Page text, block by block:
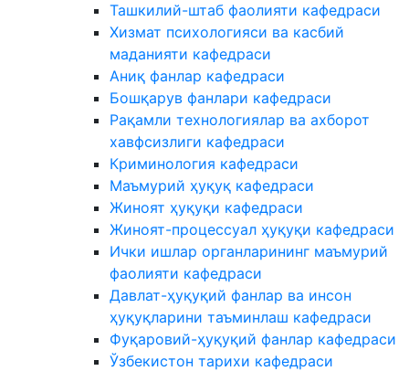
Ташкилий-штаб фаолияти кафедраси
Хизмат психологияси ва касбий
маданияти кафедраси
Аниқ фанлар кафедраси
Бошқарув фанлари кафедраси
Рақамли технологиялар ва ахборот
хавфсизлиги кафедраси
Криминология кафедраси
Маъмурий ҳуқуқ кафедраси
Жиноят ҳуқуқи кафедраси
Жиноят-процессуал ҳуқуқи кафедраси
Ички ишлар органларининг маъмурий
фаолияти кафедраси
Давлат-ҳуқуқий фанлар ва инсон
ҳуқуқларини таъминлаш кафедраси
Фуқаровий-ҳуқуқий фанлар кафедраси
Ўзбекистон тарихи кафедраси